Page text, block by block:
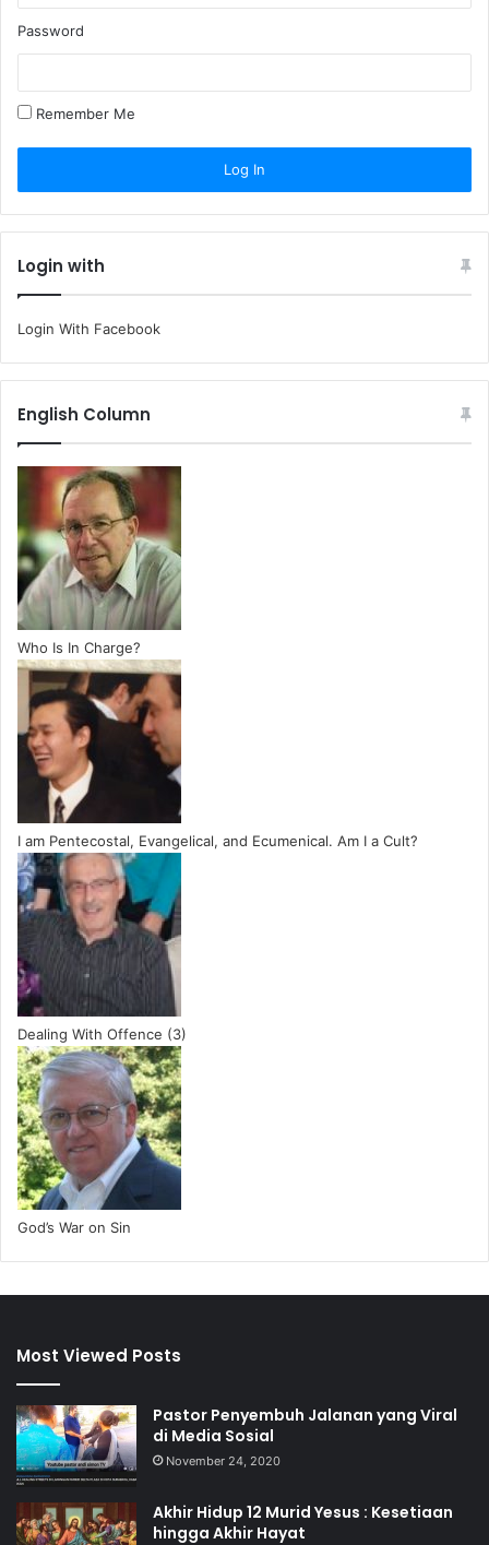
Password
Remember Me
Login with
Login With Facebook
English Column
Who Is In Charge?
I am Pentecostal, Evangelical, and Ecumenical. Am I a Cult?
Dealing With Offence (3)
God’s War on Sin
Most Viewed Posts
Pastor Penyembuh Jalanan yang Viral
di Media Sosial
November 24, 2020
Akhir Hidup 12 Murid Yesus : Kesetiaan
hingga Akhir Hayat